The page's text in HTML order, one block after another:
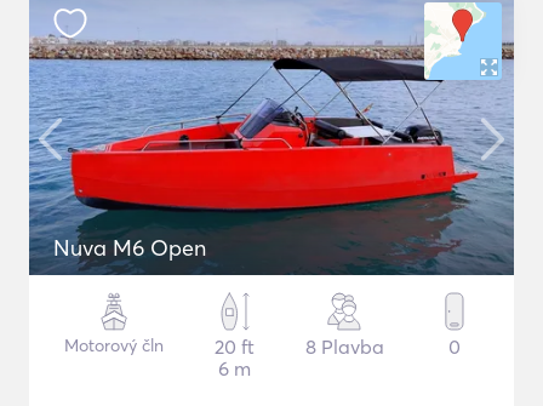
Nuva M6 Open
Motorový čln
20 ft
6 m
8 Plavba 0